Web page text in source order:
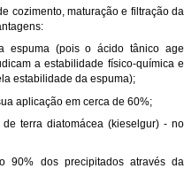
cozimento, maturação e filtração da
espuma (pois o ácido tânico age
a estabilidade físico-química e
estabilidade da espuma);
aplicação em cerca de 60%;
terra diatomácea (kieselgur) - no
90% dos precipitados através da